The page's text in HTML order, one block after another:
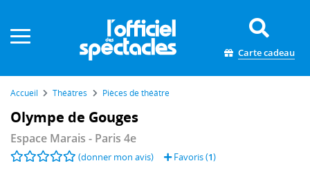
Carte cadeau
Accueil Théâtres Pièces de théâtre
Olympe de Gouges
Espace Marais - Paris 4e
(donner mon avis) Favoris (1)